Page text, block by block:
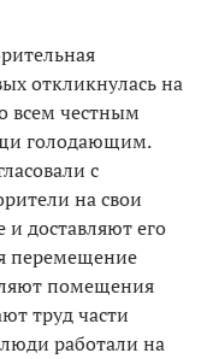
откликнулась на
всем честным
голодающим.
с
на свои
и доставляют его
перемещение
помещения
труд части
работали на